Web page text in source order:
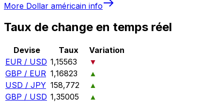
More Dollar américain info
Taux de change en temps réel
Devise Taux
Variation
EUR / USD 1,15563
▼
GBP / EUR 1,16823
▲
USD / JPY 158,772
▲
GBP / USD 1,35005
▲